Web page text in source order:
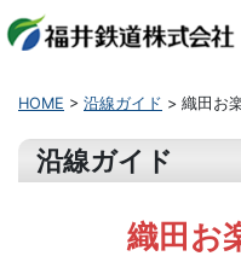
HOME > 沿線ガイド > 織田お
沿線ガイド
織田お